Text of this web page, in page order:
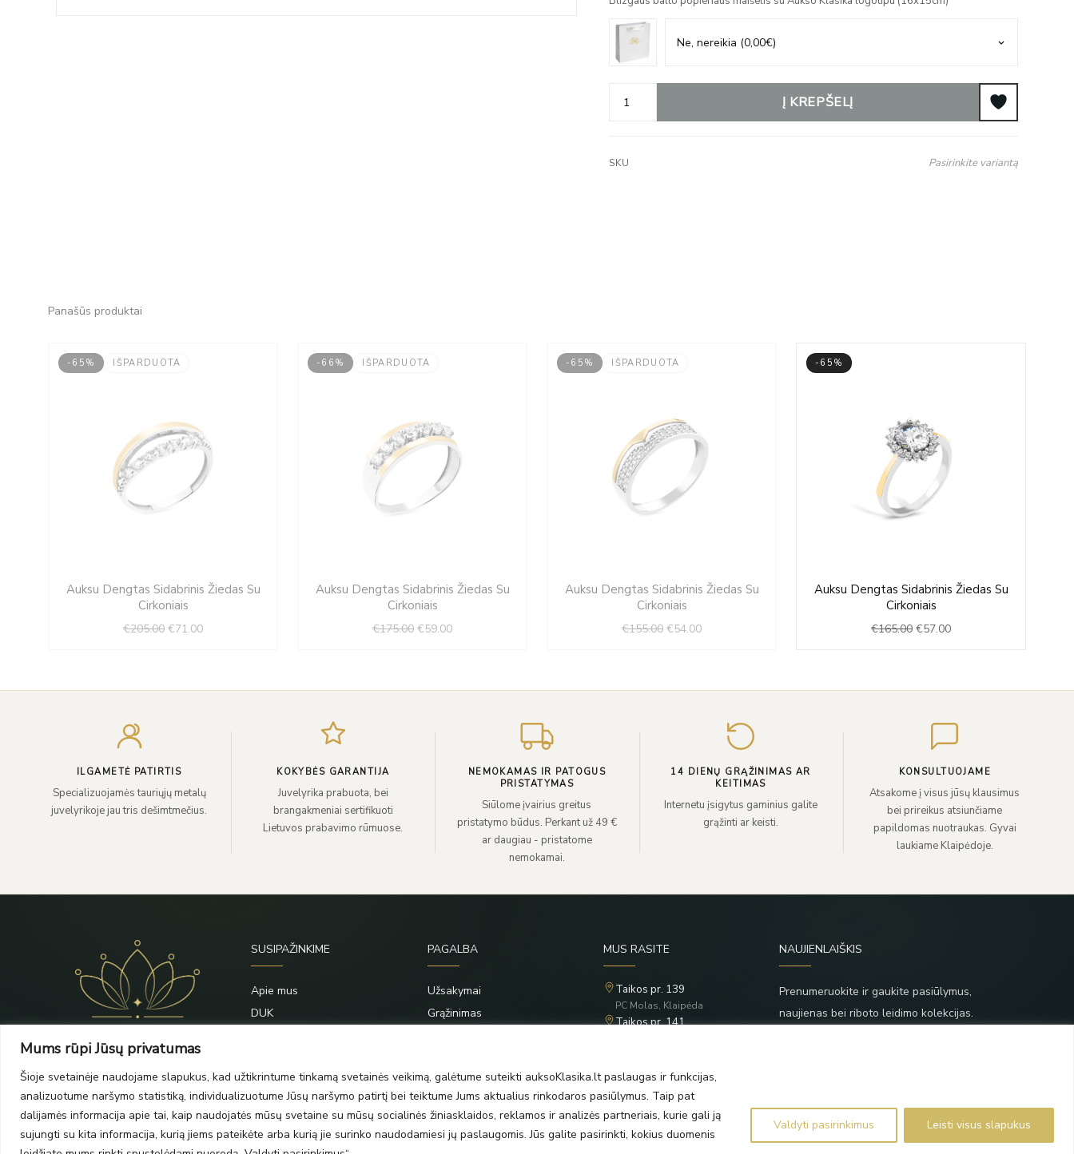
Mums rūpi Jūsų privatumas
Šioje svetainėje naudojame slapukus, kad užtikrintume tinkamą svetainės veikimą, galėtume suteikti auksoKlasika.lt paslaugas ir funkcijas,
analizuotume naršymo statistiką, individualizuotume Jūsų naršymo patirtį bei teiktume Jums aktualius rinkodaros pasiūlymus. Taip pat
dalijamės informacija apie tai, kaip naudojatės mūsų svetaine su mūsų socialinės žiniasklaidos, reklamos ir analizės partneriais, kurie gali ją
sujungti su kita informacija, kurią jiems pateikėte arba kurią jie surinko naudodamiesi jų paslaugomis. Jūs galite pasirinkti, kokius duomenis
Valdyti pasirinkimus Leisti visus slapukus
Į KREPŠELĮ
SKU Pasirinkite variantą
Panašūs produktai
-65% IŠPARDUOTA
Auksu Dengtas Sidabrinis Žiedas Su
Cirkoniais
€205.00
price
€205.00.
€71.00
Current
price
€71.00.
-66% IŠPARDUOTA
Auksu Dengtas Sidabrinis Žiedas Su
Cirkoniais
€175.00
price
€175.00.
€59.00
Current
price
€59.00.
-65% IŠPARDUOTA
Auksu Dengtas Sidabrinis Žiedas Su
Cirkoniais
€155.00
price
€155.00.
€54.00
Current
price
€54.00.
-65%
Auksu Dengtas Sidabrinis Žiedas Su
Cirkoniais
€165.00
price
€165.00.
€57.00
Current
price
€57.00.
ILGAMETĖ PATIRTIS
Specializuojamės tauriųjų metalų
juvelyrikoje jau tris dešimtmečius.
KOKYBĖS GARANTIJA
Juvelyrika prabuota, bei
brangakmeniai sertifikuoti
Lietuvos prabavimo rūmuose.
NEMOKAMAS IR PATOGUS
PRISTATYMAS
Siūlome įvairius greitus
pristatymo būdus. Perkant už 49 €
ar daugiau - pristatome
nemokamai.
14 DIENŲ GRĄŽINIMAS AR
KEITIMAS
Internetu įsigytus gaminius galite
grąžinti ar keisti.
KONSULTUOJAME
Atsakome į visus jūsų klausimus
bei prireikus atsiunčiame
papildomas nuotraukas. Gyvai
laukiame Klaipėdoje.
SUSIPAŽINKIME
Apie mus
DUK
Kontaktai
PAGALBA
Užsakymai
Grąžinimas
MUS RASITE
Taikos pr. 139
PC Molas, Klaipėda
Taikos pr. 141
PC Banginis, Klaipėda
NAUJIENLAIŠKIS
Prenumeruokite ir gaukite pasiūlymus,
naujienas bei riboto leidimo kolekcijas.